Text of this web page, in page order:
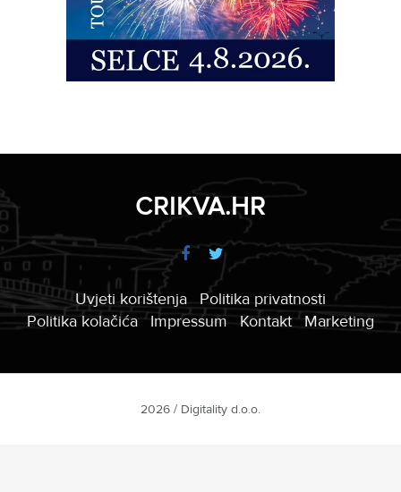
CRIKVA.HR
Uvjeti korištenja
Politika privatnosti
Politika kolačića
Impressum Kontakt Marketing
2026 / Digitality d.o.o.